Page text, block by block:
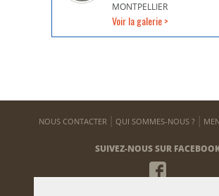
MONTPELLIER
Voir la galerie >
NOUS CONTACTER QUI SOMMES-NOUS ?
SUIVEZ-NOUS SUR